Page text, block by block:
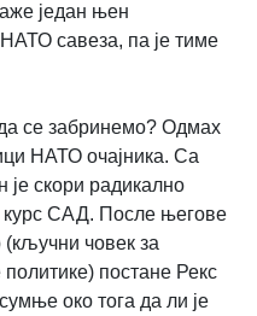
један њен
савеза, па је тиме
се забринемо? Одмах
НАТО очајника. Са
скори радикално
курс САД. После његове
човек за
постане Рекс
око тога да ли је